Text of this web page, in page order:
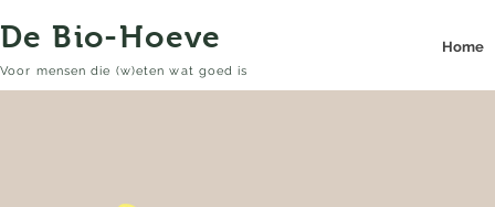
De Bio-Hoeve
Voor mensen die (w)eten wat goed is
Home